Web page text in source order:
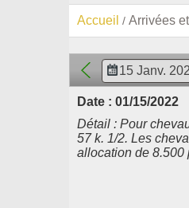
Accueil Arrivées
Date : 01/15/2022
Détail : Pour
57 k. 1/2. Les
allocation de 8.500